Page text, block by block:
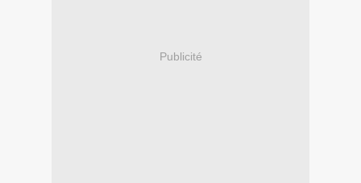
Publicité